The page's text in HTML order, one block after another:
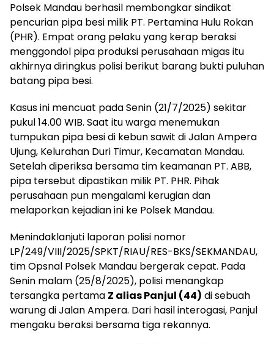
Polsek Mandau berhasil membongkar sindikat
pencurian pipa besi milik PT. Pertamina Hulu Rokan
(PHR). Empat orang pelaku yang kerap beraksi
menggondol pipa produksi perusahaan migas itu
akhirnya diringkus polisi berikut barang bukti puluhan
batang pipa besi.
Kasus ini mencuat pada Senin (21/7/2025) sekitar
pukul 14.00 WIB. Saat itu warga menemukan
tumpukan pipa besi di kebun sawit di Jalan Ampera
Ujung, Kelurahan Duri Timur, Kecamatan Mandau.
Setelah diperiksa bersama tim keamanan PT. ABB,
pipa tersebut dipastikan milik PT. PHR. Pihak
perusahaan pun mengalami kerugian dan
melaporkan kejadian ini ke Polsek Mandau.
Menindaklanjuti laporan polisi nomor
LP/249/VIII/2025/SPKT/RIAU/RES-BKS/SEKMANDAU,
tim Opsnal Polsek Mandau bergerak cepat. Pada
Senin malam (25/8/2025), polisi menangkap
tersangka pertama Z alias Panjul (44) di sebuah
warung di Jalan Ampera. Dari hasil interogasi, Panjul
mengaku beraksi bersama tiga rekannya.